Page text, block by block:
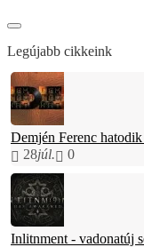
Legújabb cikkeink
Demjén Ferenc
28júl. 0
Inlitnment - vadonatúj